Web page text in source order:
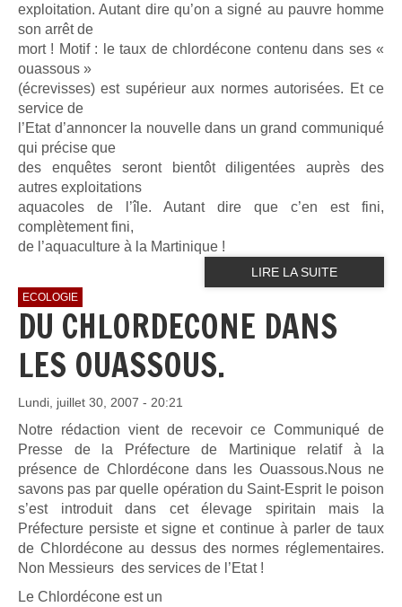
exploitation. Autant dire qu’on a signé au pauvre homme
son arrêt de
mort ! Motif : le taux de chlordécone contenu dans ses «
ouassous »
(écrevisses) est supérieur aux normes autorisées. Et ce
service de
l’Etat d’annoncer la nouvelle dans un grand communiqué
qui précise que
des enquêtes seront bientôt diligentées auprès des
autres exploitations
aquacoles de l’île. Autant dire que c’en est fini,
complètement fini,
de l’aquaculture à la Martinique !
LIRE LA SUITE
ECOLOGIE
DU CHLORDECONE DANS
LES OUASSOUS.
Lundi, juillet 30, 2007 - 20:21
Notre rédaction vient de recevoir ce Communiqué de
Presse de la Préfecture de Martinique relatif à la
présence de Chlordécone dans les Ouassous.Nous ne
savons pas par quelle opération du Saint-Esprit le poison
s’est introduit dans cet élevage spiritain mais la
Préfecture persiste et signe et continue à parler de taux
de Chlordécone au dessus des normes réglementaires.
Non Messieurs des services de l’Etat !
Le Chlordécone est un